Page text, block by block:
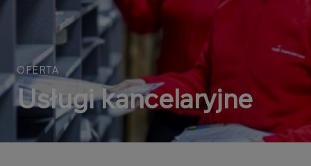
OFERTA
Usługi kancelaryjne